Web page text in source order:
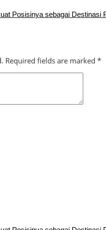
Posisinya sebagai
Required fields are marked *